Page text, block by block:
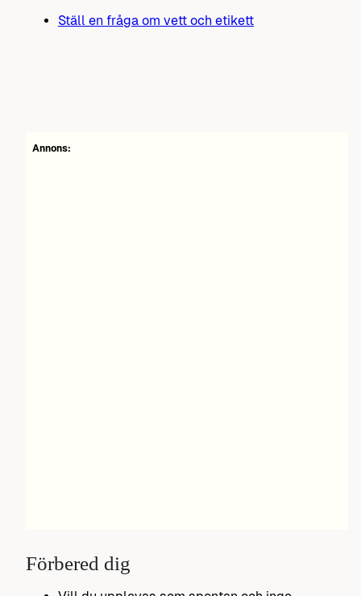
Ställ en fråga om vett och etikett
Annons:
Förbered dig